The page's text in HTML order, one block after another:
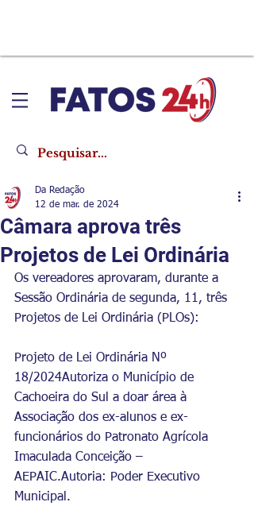
Câmara aprova três
Projetos de Lei Ordinária
Da Redação
12 de mar. de 2024
Os vereadores aprovaram, durante a
Sessão Ordinária de segunda, 11, três
Projetos de Lei Ordinária (PLOs):
Projeto de Lei Ordinária Nº
18/2024Autoriza o Município de
Cachoeira do Sul a doar área à
Associação dos ex-alunos e ex-
funcionários do Patronato Agrícola
Imaculada Conceição –
AEPAIC.Autoria: Poder Executivo
Municipal.